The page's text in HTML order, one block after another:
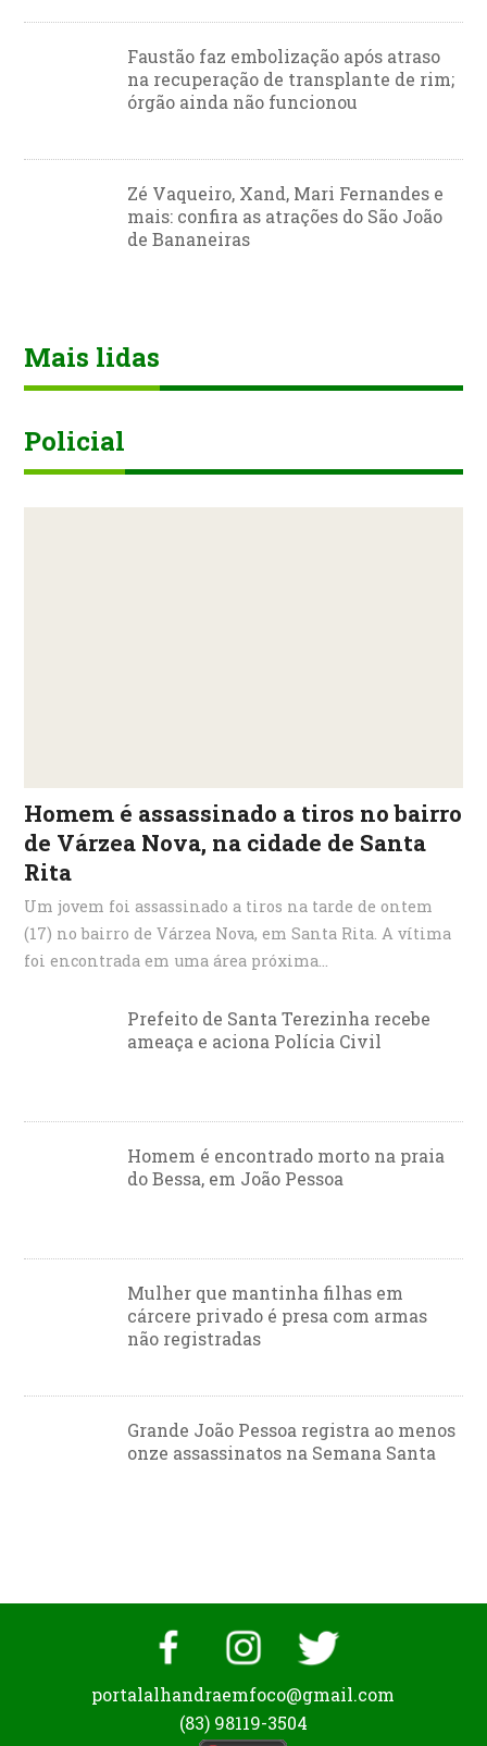
Faustão faz embolização após atraso
na recuperação de transplante de rim;
órgão ainda não funcionou
Zé Vaqueiro, Xand, Mari Fernandes e
mais: confira as atrações do São João
de Bananeiras
Mais lidas
Policial
Homem é assassinado a tiros no bairro
de Várzea Nova, na cidade de Santa
Rita
Um jovem foi assassinado a tiros na tarde de ontem
(17) no bairro de Várzea Nova, em Santa Rita. A vítima
foi encontrada em uma área próxima...
Prefeito de Santa Terezinha recebe
ameaça e aciona Polícia Civil
Homem é encontrado morto na praia
do Bessa, em João Pessoa
Mulher que mantinha filhas em
cárcere privado é presa com armas
não registradas
Grande João Pessoa registra ao menos
onze assassinatos na Semana Santa
portalalhandraemfoco@gmail.com
(83) 98119-3504